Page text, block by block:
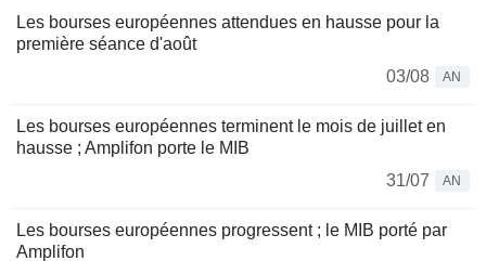
Les bourses européennes attendues en hausse pour la
première séance d'août
03/08
AN
Les bourses européennes terminent le mois de juillet en
hausse ; Amplifon porte le MIB
31/07
AN
Les bourses européennes progressent ; le MIB porté par
Amplifon